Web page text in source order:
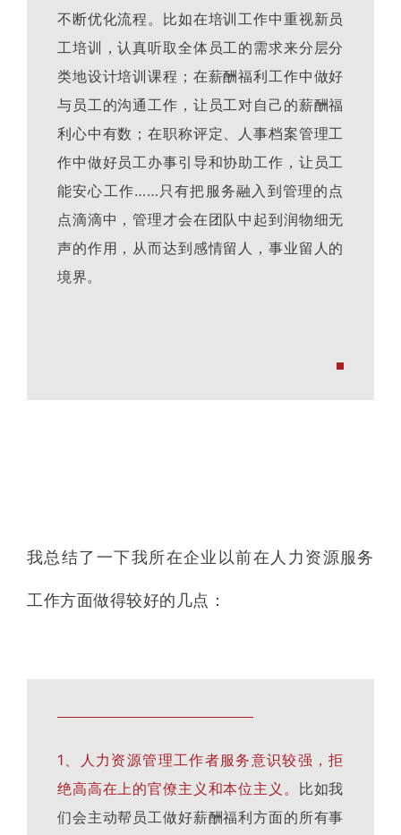
不断优化流程。比如在培训工作中重视新员
工培训，认真听取全体员工的需求来分层分
类地设计培训课程；在薪酬福利工作中做好
与员工的沟通工作，让员工对自己的薪酬福
利心中有数；在职称评定、人事档案管理工
作中做好员工办事引导和协助工作，让员工
能安心工作……只有把服务融入到管理的点
点滴滴中，管理才会在团队中起到润物细无
声的作用，从而达到感情留人，事业留人的
境界。
我总结了一下我所在企业以前在人力资源服务
工作方面做得较好的几点：
1、人力资源管理工作者服务意识较强，拒
绝高高在上的官僚主义和本位主义。
比如我
们会主动帮员工做好薪酬福利方面的所有事